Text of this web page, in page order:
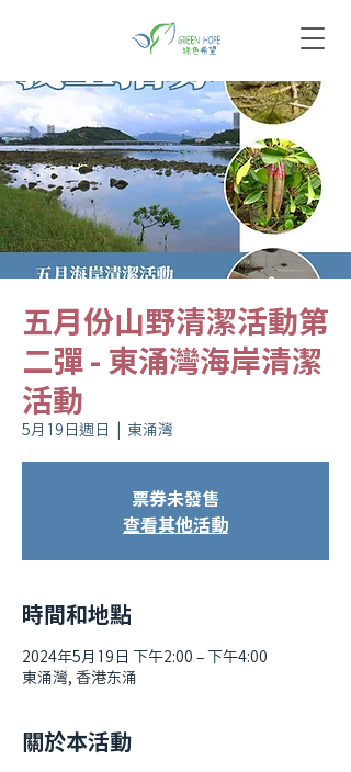
五月份山野清潔活動第
二彈 - 東涌灣海岸清潔
活動
5月19日週日
  |
東涌灣
票券未發售
查看其他活動
時間和地點
2024年5月19日 下午2:00 – 下午4:00
東涌灣, 香港东涌
關於本活動